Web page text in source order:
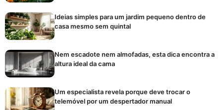
Ideias simples para um jardim pequeno dentro de
casa mesmo sem quintal
Nem escadote nem almofadas, esta dica encontra a
altura ideal da cama
Um especialista revela porque deve trocar o
telemóvel por um despertador manual